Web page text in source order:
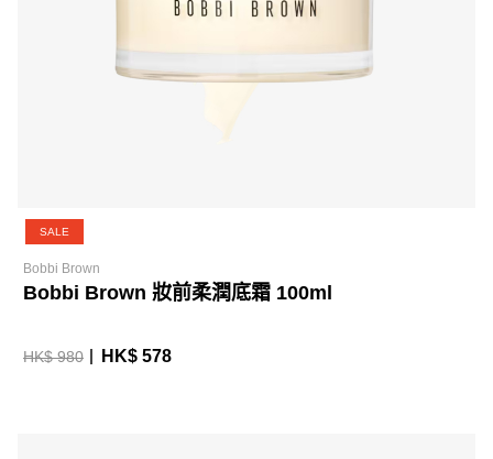
SALE
Bobbi Brown
Bobbi Brown 妝前柔潤底霜 100ml
HK$ 980 HK$ 578